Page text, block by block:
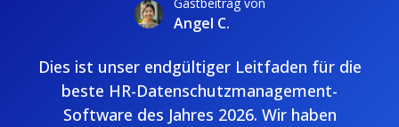
Angel C.
Dies ist unser endgültiger Leitfaden für die
beste HR-Datenschutzmanagement-
Software des Jahres 2026. Wir haben